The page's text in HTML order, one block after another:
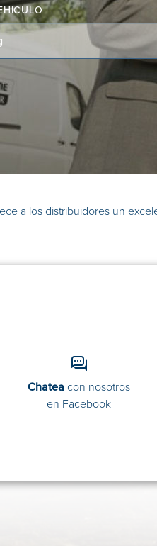
a los distribuidores un
Chatea con nosotros
en Facebook